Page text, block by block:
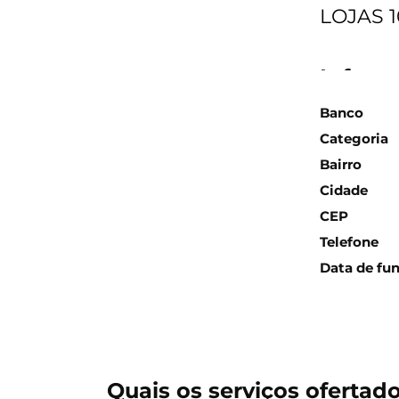
LOJAS
Banco
Categoria
Bairro
Cidade
CEP
Telefone
Data de
Quais os serviços